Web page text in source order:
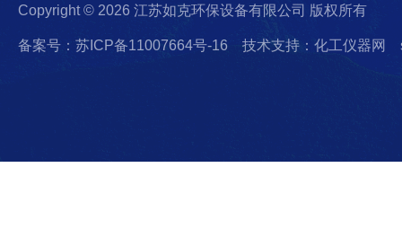
Copyright © 2026 江苏如克环保设备有限公司 版权所有
备案号：苏ICP备11007664号-16 技术支持：化工仪器网